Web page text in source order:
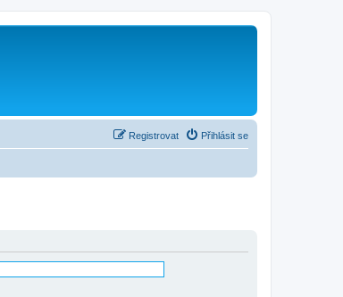
Přihlásit se
Registrovat